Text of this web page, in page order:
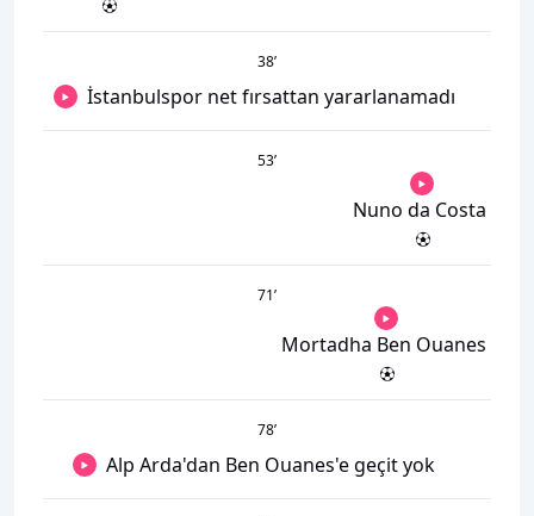
38’
İstanbulspor net fırsattan yararlanamadı
53’
Nuno da Costa
71’
Mortadha Ben Ouanes
78’
Alp Arda'dan Ben Ouanes'e geçit yok